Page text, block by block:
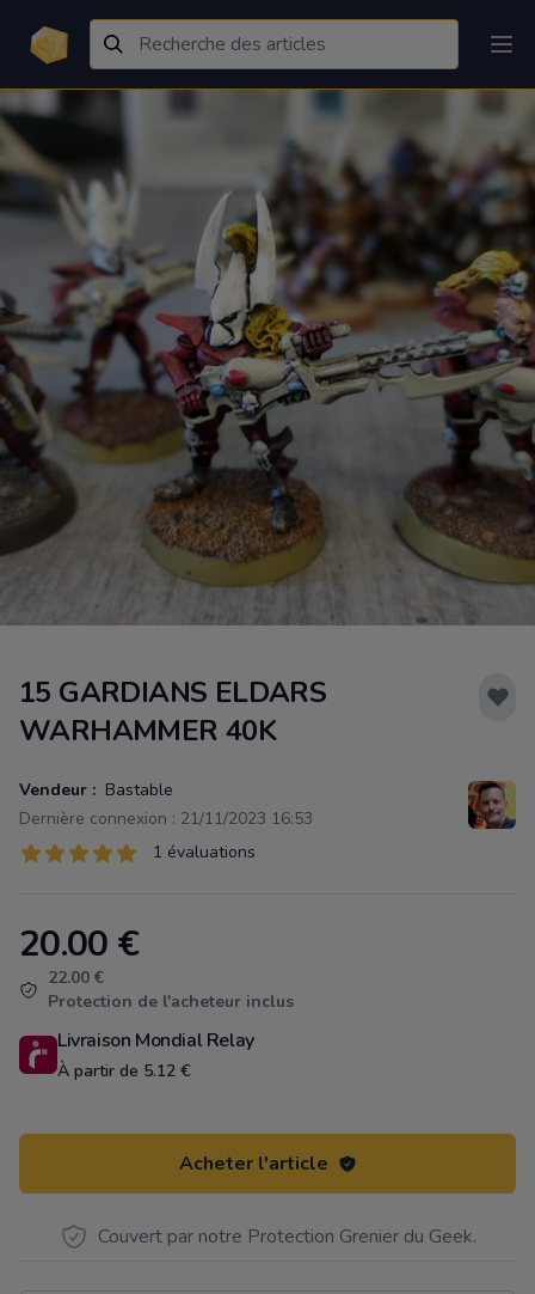
15 GARDIANS ELDARS
WARHAMMER 40K
Vendeur : Bastable
Dernière connexion : 21/11/2023 16:53
Évaluations
1 sur 5 étoiles 1 évaluations
Product information
20.00 €
22.00 €
Protection de l'acheteur inclus
Livraison Mondial Relay
À partir de 5.12 €
Acheter l'article
Couvert par notre Protection Grenier du Geek.